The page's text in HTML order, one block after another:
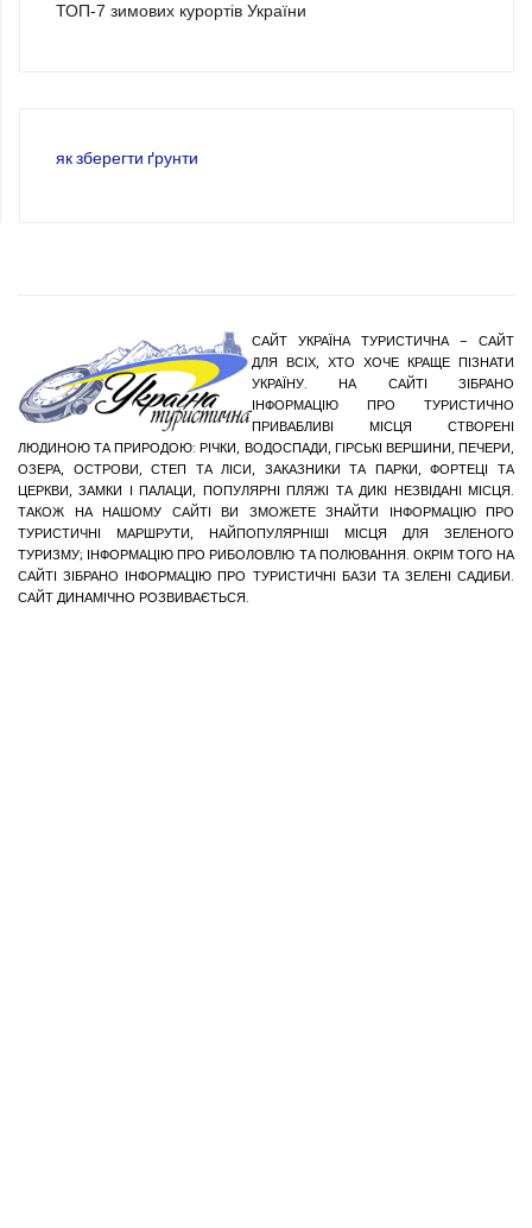
ТОП-7 зимових курортів України
як зберегти ґрунти
САЙТ УКРАЇНА ТУРИСТИЧНА – САЙТ
ДЛЯ ВСІХ, ХТО ХОЧЕ КРАЩЕ ПІЗНАТИ
УКРАЇНУ. НА САЙТІ ЗІБРАНО
ІНФОРМАЦІЮ ПРО ТУРИСТИЧНО
ПРИВАБЛИВІ МІСЦЯ СТВОРЕНІ
ЛЮДИНОЮ ТА ПРИРОДОЮ: РІЧКИ, ВОДОСПАДИ, ГІРСЬКІ ВЕРШИНИ, ПЕЧЕРИ,
ОЗЕРА, ОСТРОВИ, СТЕП ТА ЛІСИ, ЗАКАЗНИКИ ТА ПАРКИ, ФОРТЕЦІ ТА
ЦЕРКВИ, ЗАМКИ І ПАЛАЦИ, ПОПУЛЯРНІ ПЛЯЖІ ТА ДИКІ НЕЗВІДАНІ МІСЦЯ.
ТАКОЖ НА НАШОМУ САЙТІ ВИ ЗМОЖЕТЕ ЗНАЙТИ ІНФОРМАЦІЮ ПРО
ТУРИСТИЧНІ МАРШРУТИ, НАЙПОПУЛЯРНІШІ МІСЦЯ ДЛЯ ЗЕЛЕНОГО
ТУРИЗМУ; ІНФОРМАЦІЮ ПРО РИБОЛОВЛЮ ТА ПОЛЮВАННЯ. ОКРІМ ТОГО НА
САЙТІ ЗІБРАНО ІНФОРМАЦІЮ ПРО ТУРИСТИЧНІ БАЗИ ТА ЗЕЛЕНІ САДИБИ.
САЙТ ДИНАМІЧНО РОЗВИВАЄТЬСЯ.